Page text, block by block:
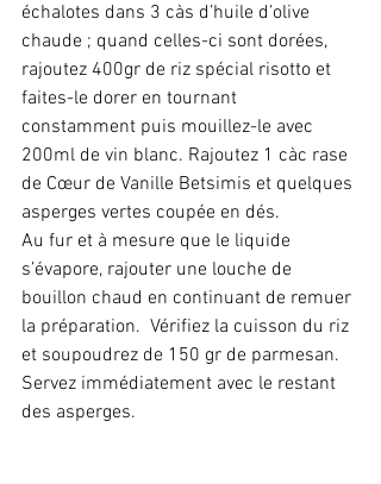
échalotes dans 3 càs d’huile d’olive
chaude ; quand celles-ci sont dorées,
rajoutez 400gr de riz spécial risotto et
faites-le dorer en tournant
constamment puis mouillez-le avec
200ml de vin blanc. Rajoutez 1 càc rase
de Cœur de Vanille Betsimis et quelques
asperges vertes coupée en dés.
Au fur et à mesure que le liquide
s’évapore, rajouter une louche de
bouillon chaud en continuant de remuer
la préparation.  Vérifiez la cuisson du riz
et soupoudrez de 150 gr de parmesan.
Servez immédiatement avec le restant
des asperges.